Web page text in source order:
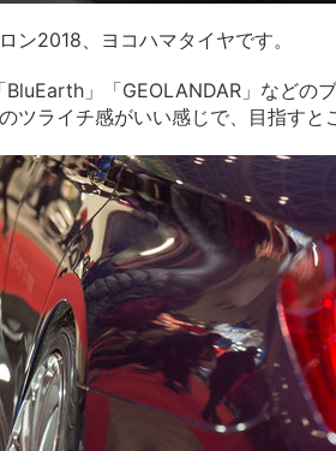
ン2018、ヨコハマタイヤです。
BluEarth」「GEOLANDAR」などの
ツライチ感がいい感じで、目指すと